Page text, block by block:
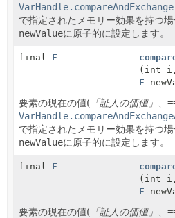
で指定されたメモリー効果を持つ場
newValueに原子的に設定します。
final E
(int
E
要素の現在の値( 「証人の価値」
で指定されたメモリー効果を持つ場
newValueに原子的に設定します。
final E
(int
E
要素の現在の値( 「証人の価値」